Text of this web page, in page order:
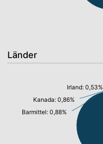
Länder
Barmittel: 0,88%
Kanada: 0,86%
Irland: 0,53%